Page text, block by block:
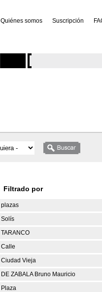
Quiénes somos Suscripción
Filtrado por
plazas
Solís
TARANCO
Calle
Ciudad Vieja
DE ZABALA Bruno Mauricio
Plaza